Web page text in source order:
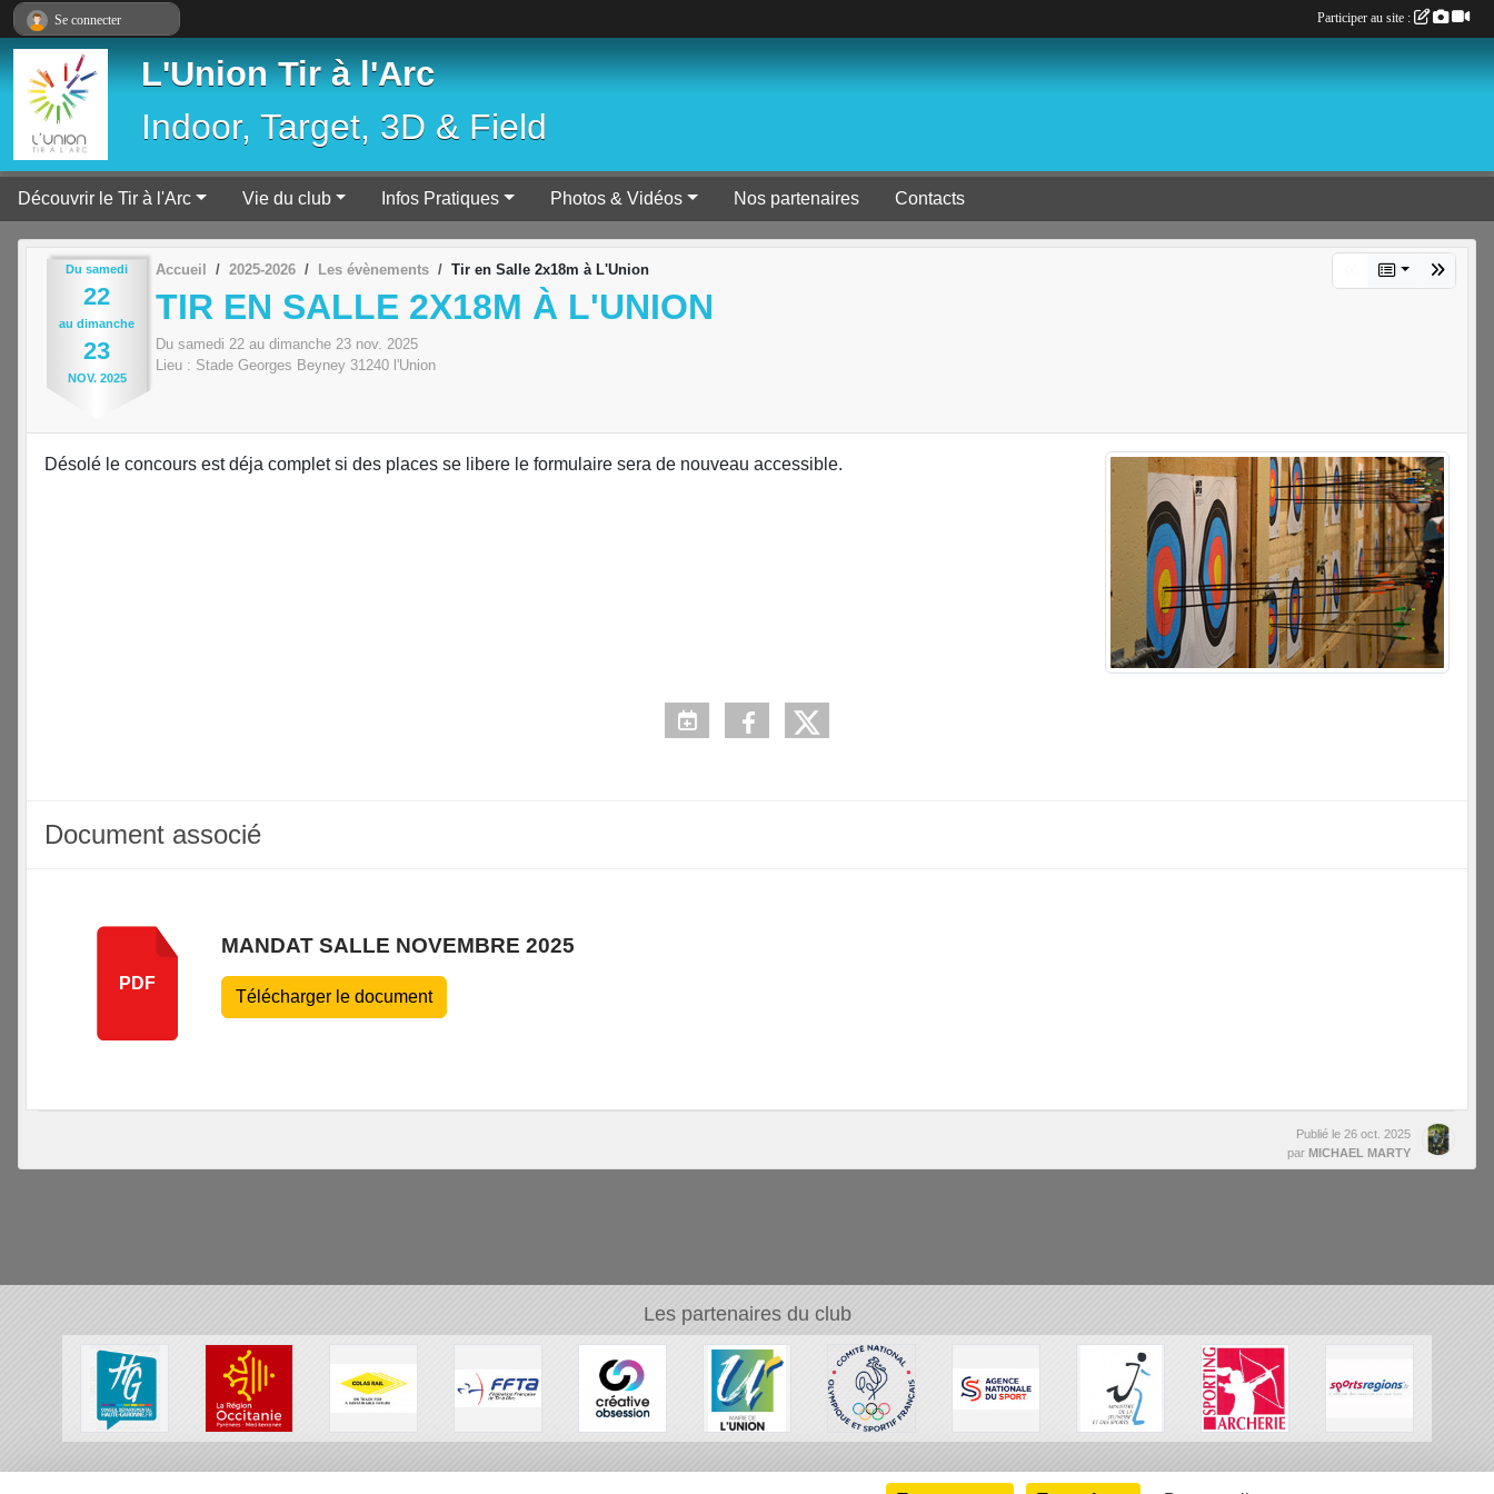
L'Union Tir à l'Arc
Indoor, Target, 3D & Field
Découvrir le Tir à l'Arc Vie du club Infos Pratiques Photos & Vidéos Nos partenaires Contacts
Du samedi
22
au dimanche
23
NOV. 2025
Accueil 2025-2026 Les évènements Tir en Salle 2x18m à L'Union
TIR EN SALLE 2X18M À L'UNION
Du samedi 22 au dimanche 23 nov. 2025
Lieu : Stade Georges Beyney 31240 l'Union
Désolé le concours est déja complet si des places se libere le formulaire sera de nouveau accessible.
Document associé
PDF
MANDAT SALLE NOVEMBRE 2025
Télécharger le document
Publié le 26 oct. 2025
par MICHAEL MARTY
Les partenaires du club
Se connecter Participer au site :
Panneau de gestion des cookies